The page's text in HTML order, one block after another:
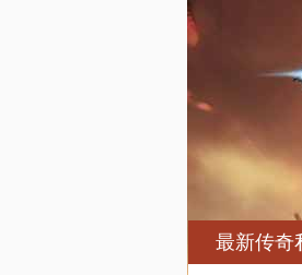
最新传奇